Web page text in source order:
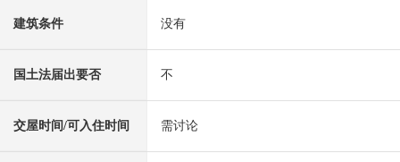
建筑条件 没有
国土法届出要否 不
交屋时间/可入住时间 需讨论